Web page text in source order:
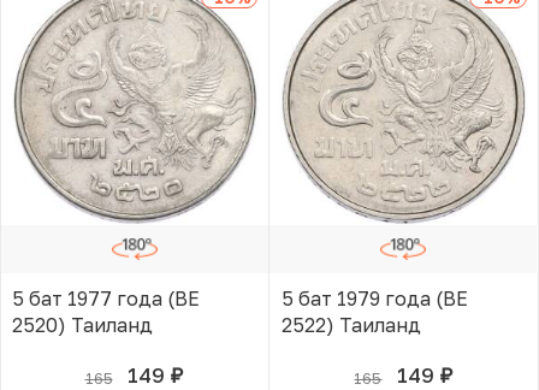
5 бат 1977 года (BE
2520) Таиланд
165 149 руб.
В КОРЗИНЕ
5 бат 1979 года (BE
2522) Таиланд
165 149 руб.
В КОРЗИНЕ